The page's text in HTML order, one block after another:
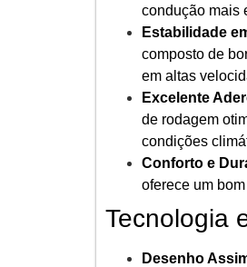
condução mais
Estabilidade
composto de
em altas
Excelente
de rodagem
condições
Conforto e
oferece um
Tecnologia
Desenho